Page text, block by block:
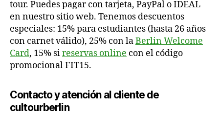
tour. Puedes pagar con tarjeta, PayPal o IDEAL
en nuestro sitio web. Tenemos descuentos
especiales: 15% para estudiantes (hasta 26 años
con carnet válido), 25% con laBerlin Welcome
Card, 15% sireservas online con el código
promocional FIT15.
Contacto y atención al cliente de
cultourberlin